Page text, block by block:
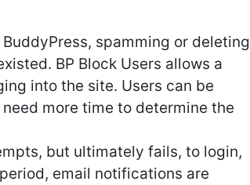
spamming or deleting
BP Block Users allows a
into the site. Users can be
more time to determine the
but ultimately fails, to login,
email notifications are